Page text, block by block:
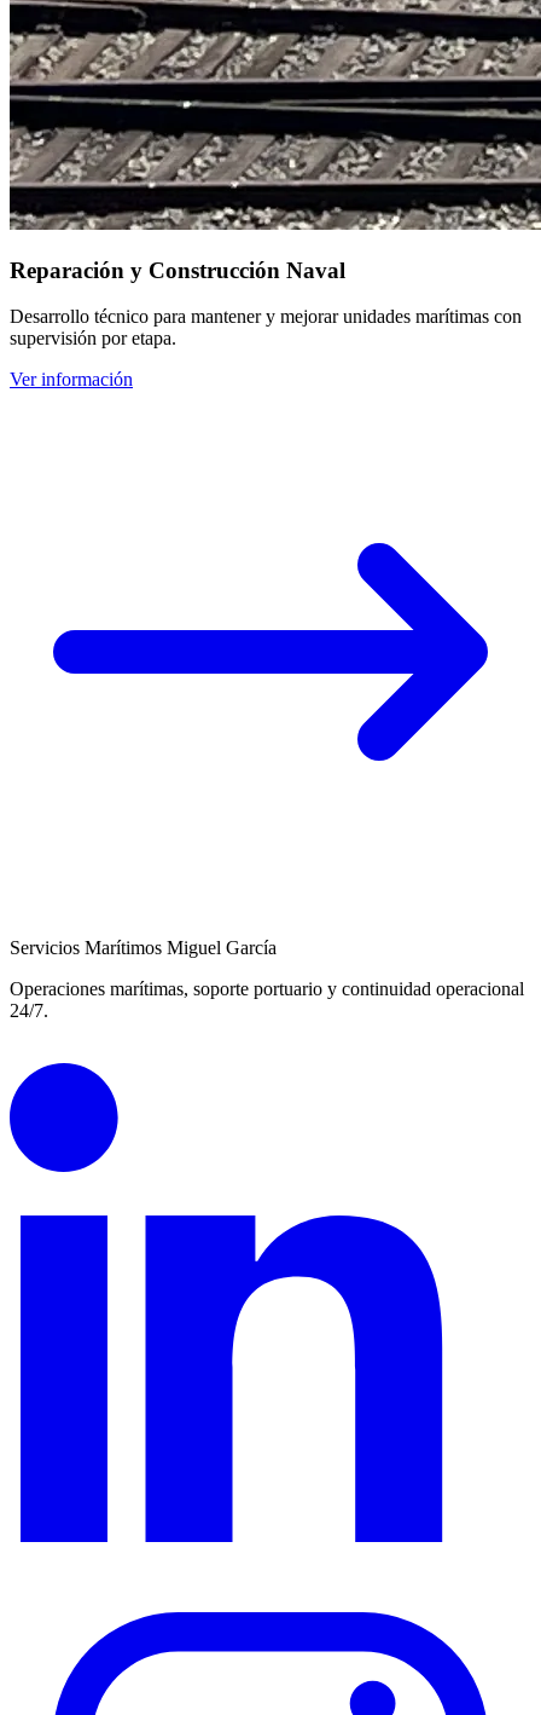
Reparación y Construcción Naval
Desarrollo técnico para mantener y mejorar unidades marítimas con
supervisión por etapa.
Ver información
Servicios Marítimos Miguel García
Operaciones marítimas, soporte portuario y continuidad operacional
24/7.